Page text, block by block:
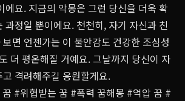
에요. 지금의 악몽은 그런 당신을 더욱 확
과정일 뿐이에요. 천천히, 자기 자신과 친
면 언젠가는 이 불안감도 건강한 조심성
더 평온해질 거예요. 그날까지 당신이 자
격려해주길 응원할게요.
#위협받는 꿈 #폭력 꿈해몽 #억압 꿈 #